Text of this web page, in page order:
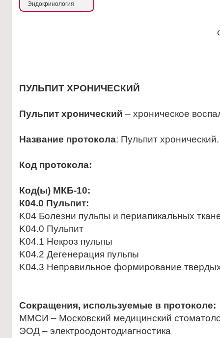
Эндокринология
ПУЛЬПИТ ХРОНИЧЕСКИЙ
Пульпит хронический – хроническое
Название протокола: Пульпит хронический.
Код протокола:
Код(ы) МКБ-10:
К04.0 Пульпит:
K04 Болезни пульпы и периапикальных
K04.0 Пульпит
K04.1 Некроз пульпы
K04.2 Дегенерация пульпы
K04.3 Неправильное формирование
Сокращения, используемые в протоколе:
ММСИ – Московский медицинский
ЭОД – электроодонтодиагностика